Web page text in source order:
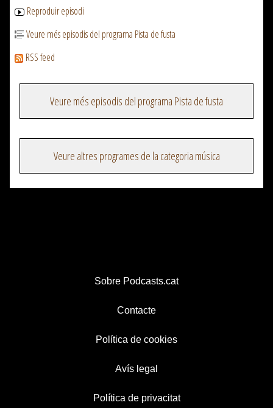
Reproduir episodi
Veure més episodis del programa Pista de fusta
RSS feed
Veure més episodis del programa Pista de fusta
Veure altres programes de la categoria música
Sobre Podcasts.cat
Contacte
Política de cookies
Avís legal
Política de privacitat